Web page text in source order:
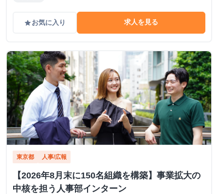
gradeお気に入り 求人を見る
東京都 人事/広報
【2026年8月末に150名組織を構築】事業拡大の
中核を担う人事部インターン